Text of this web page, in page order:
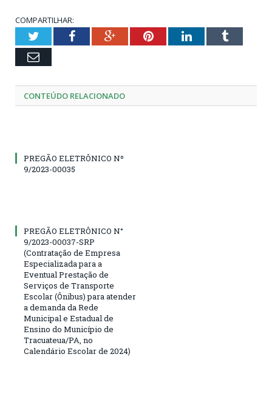
COMPARTILHAR:
TwitterFacebookGoogle+PinterestLinkedInTumblr
Email
CONTEÚDO RELACIONADO
PREGÃO ELETRÔNICO Nº
9/2023-00035
PREGÃO ELETRÔNICO N°
9/2023-00037-SRP
(Contratação de Empresa
Especializada para a
Eventual Prestação de
Serviços de Transporte
Escolar (Ônibus) para atender
a demanda da Rede
Municipal e Estadual de
Ensino do Município de
Tracuateua/PA, no
Calendário Escolar de 2024)